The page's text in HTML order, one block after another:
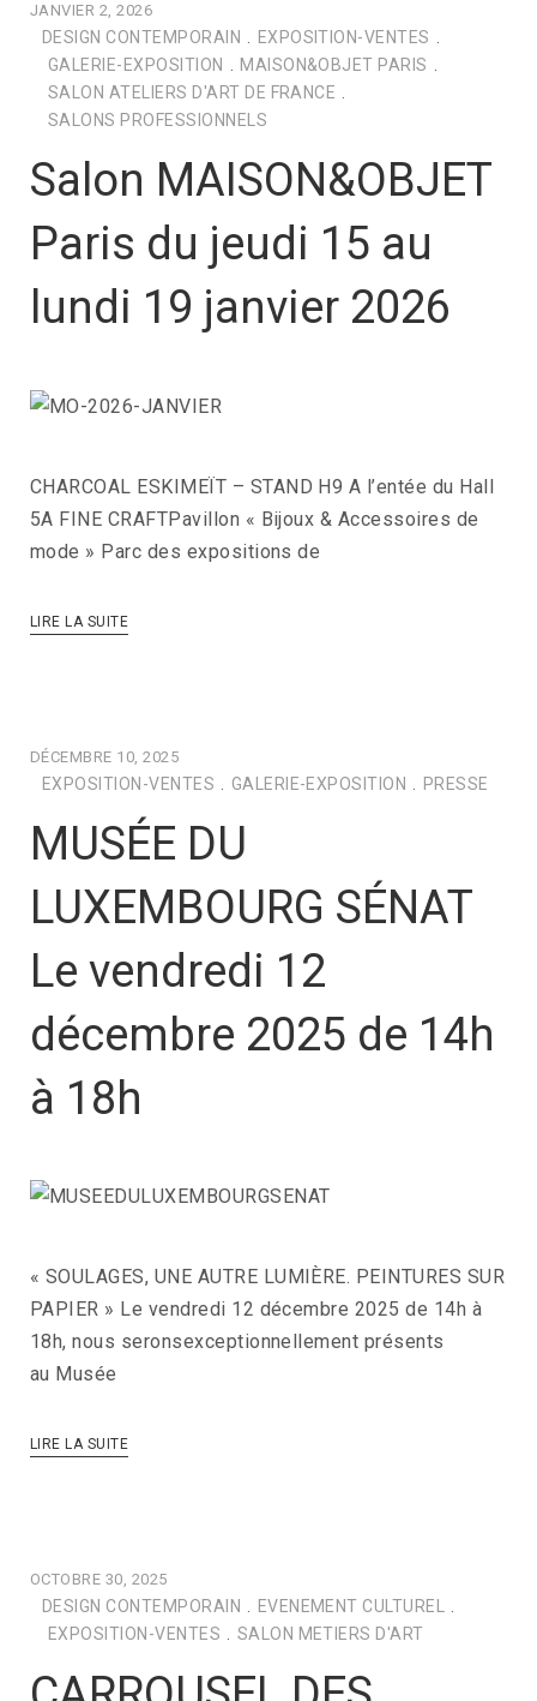
JANVIER 2, 2026
DESIGN CONTEMPORAIN . EXPOSITION-VENTES .
GALERIE-EXPOSITION . MAISON&OBJET PARIS .
SALON ATELIERS D'ART DE FRANCE .
SALONS PROFESSIONNELS
Salon MAISON&OBJET
Paris du jeudi 15 au
lundi 19 janvier 2026
CHARCOAL ESKIMEÏT – STAND H9 A l’entée du Hall
5A FINE CRAFTPavillon « Bijoux & Accessoires de
mode » Parc des expositions de
LIRE LA SUITE
DÉCEMBRE 10, 2025
EXPOSITION-VENTES GALERIE-EXPOSITION PRESSE
MUSÉE DU
LUXEMBOURG SÉNAT
Le vendredi 12
décembre 2025 de 14h
à 18h
« SOULAGES, UNE AUTRE LUMIÈRE. PEINTURES SUR
PAPIER » Le vendredi 12 décembre 2025 de 14h à
18h, nous seronsexceptionnellement présents
au Musée
LIRE LA SUITE
OCTOBRE 30, 2025
DESIGN CONTEMPORAIN EVENEMENT CULTUREL
EXPOSITION-VENTES
SALON METIERS D'ART